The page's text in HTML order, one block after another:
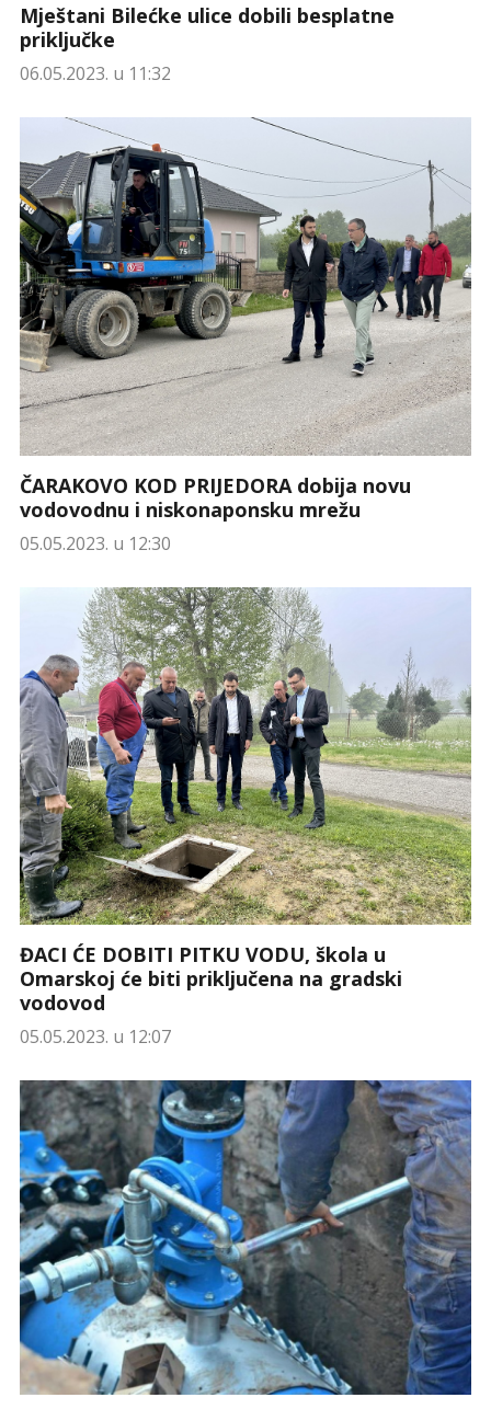
Mještani Bilećke ulice dobili besplatne
priključke
06.05.2023. u 11:32
ČARAKOVO KOD PRIJEDORA dobija novu
vodovodnu i niskonaponsku mrežu
05.05.2023. u 12:30
ĐACI ĆE DOBITI PITKU VODU, škola u
Omarskoj će biti priključena na gradski
vodovod
05.05.2023. u 12:07